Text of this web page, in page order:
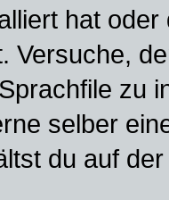
hat
Versuche,
zu
selber
du auf